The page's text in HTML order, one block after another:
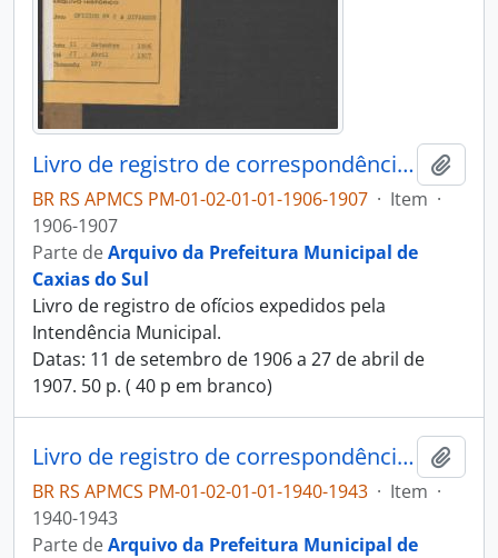
Livro de registro de correspondência expedida
BR RS APMCS PM-01-02-01-01-1906-1907 · Item ·
1906-1907
Parte deArquivo da Prefeitura Municipal de
Caxias do Sul
Livro de registro de ofícios expedidos pela
Intendência Municipal.
Datas: 11 de setembro de 1906 a 27 de abril de
1907. 50 p. ( 40 p em branco)
Livro de registro de correspondência expedida
BR RS APMCS PM-01-02-01-01-1940-1943 · Item ·
1940-1943
Parte deArquivo da Prefeitura Municipal de